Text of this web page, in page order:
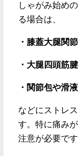
しゃがみ始め
る場合は、
・膝蓋大腿関
・大腿四頭筋腱
・関節包や滑
などにストレ
す。特に痛み
注意が必要です